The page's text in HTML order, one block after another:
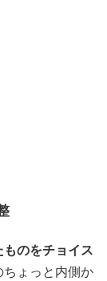
のをチョイス
ょっと内側か